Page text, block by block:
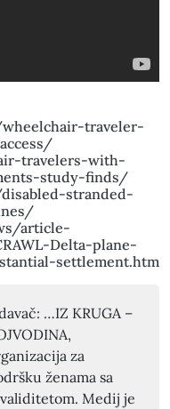
traveler-
travelers-with-
study-finds/
stranded-
article-
Delta-plane-
settlement.htm
…IZ KRUGA –
za
ženama sa
Medij je